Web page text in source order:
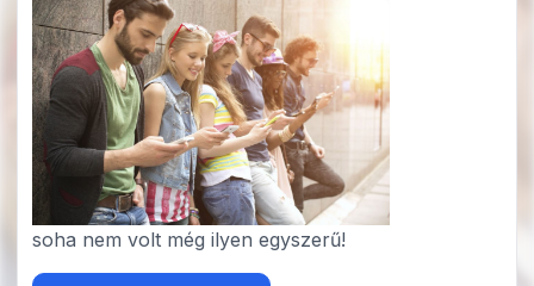
soha nem volt még ilyen egyszerű!